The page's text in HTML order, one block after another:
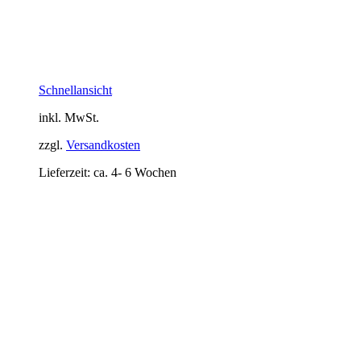
Schnellansicht
inkl. MwSt.
zzgl. Versandkosten
Lieferzeit: ca. 4- 6 Wochen